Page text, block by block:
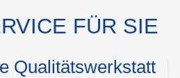
FÜR SIE
Qualitätswerkstatt